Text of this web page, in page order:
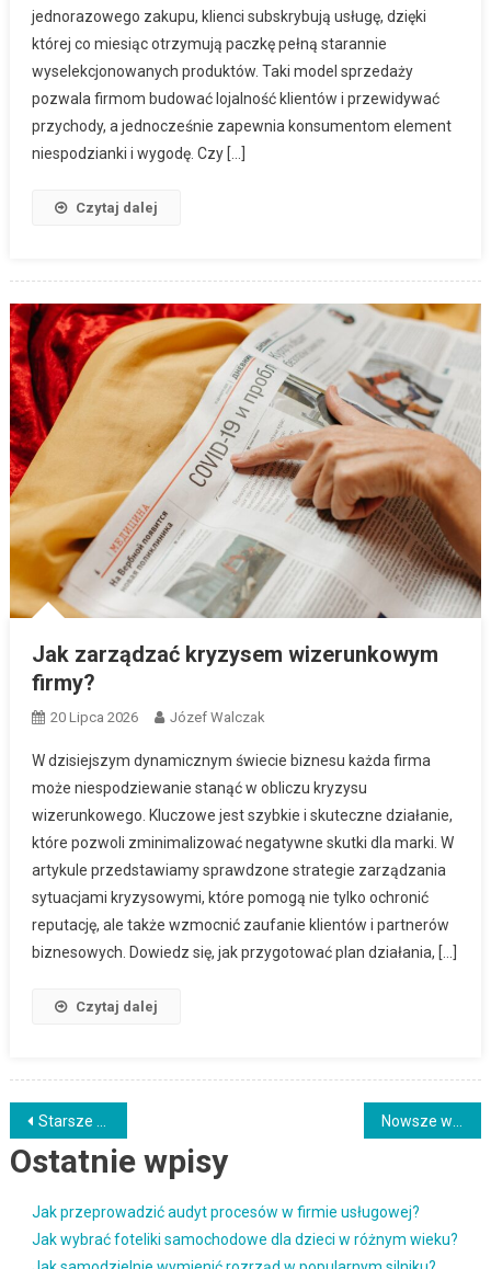
jednorazowego zakupu, klienci subskrybują usługę, dzięki
której co miesiąc otrzymują paczkę pełną starannie
wyselekcjonowanych produktów. Taki model sprzedaży
pozwala firmom budować lojalność klientów i przewidywać
przychody, a jednocześnie zapewnia konsumentom element
niespodzianki i wygodę. Czy […]
Czytaj dalej
Jak zarządzać kryzysem wizerunkowym
firmy?
20 Lipca 2026 Józef Walczak
W dzisiejszym dynamicznym świecie biznesu każda firma
może niespodziewanie stanąć w obliczu kryzysu
wizerunkowego. Kluczowe jest szybkie i skuteczne działanie,
które pozwoli zminimalizować negatywne skutki dla marki. W
artykule przedstawiamy sprawdzone strategie zarządzania
sytuacjami kryzysowymi, które pomogą nie tylko ochronić
reputację, ale także wzmocnić zaufanie klientów i partnerów
biznesowych. Dowiedz się, jak przygotować plan działania, […]
Czytaj dalej
Nawigacja
po
wpisach
Starsze wpisy
Ostatnie wpisy
Jak przeprowadzić audyt procesów w firmie usługowej?
Jak wybrać foteliki samochodowe dla dzieci w różnym wieku?